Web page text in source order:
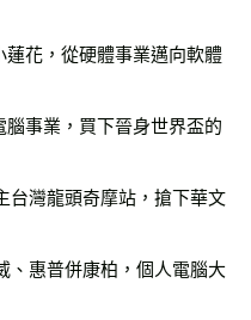
花，從硬體事業邁向軟體
事業，買下晉身世界盃的
台灣龍頭奇摩站，搶下華文
、惠普併康柏，個人電腦大